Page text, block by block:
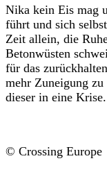
Nika kein Eis mag
führt und sich
Zeit allein, die
Betonwüsten
für das
mehr Zuneigung
dieser in eine Krise.
© Crossing Europe